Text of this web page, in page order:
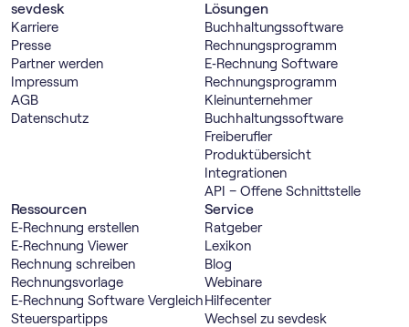
sevdesk
Karriere
Presse
Partner werden
Impressum
AGB
Datenschutz
Lösungen
Buch­haltungs­software
Rechnungs­programm
E‑Rechnung Software
Rechnungs­programm
Kleinunternehmer
Buch­haltungs­software
Freiberufler
Produktübersicht
Integrationen
API – Offene Schnittstelle
Ressourcen
E‑Rechnung erstellen
E‑Rechnung Viewer
Rechnung schreiben
Rechnungsvorlage
E‑Rechnung Software Vergleich
Steuerspartipps
Service
Ratgeber
Lexikon
Blog
Webinare
Hilfecenter
Wechsel zu sevdesk